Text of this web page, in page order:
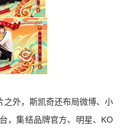
之外，斯凯奇还布局微博、小
，集结品牌官方、明星、KO